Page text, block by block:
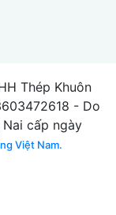
Thép Khuôn
- Do
cấp ngày
Việt Nam.